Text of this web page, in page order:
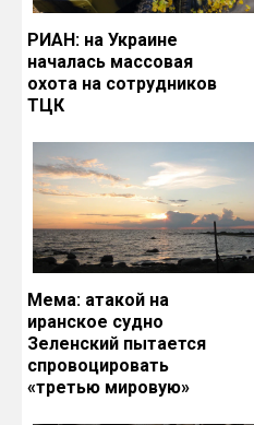
РИАН: на Украине
началась массовая
охота на сотрудников
ТЦК
Мема: атакой на
иранское судно
Зеленский пытается
спровоцировать
«третью мировую»